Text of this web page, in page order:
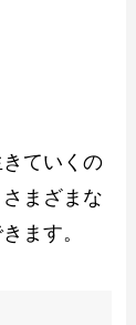
ていくの
まざまな
ます。